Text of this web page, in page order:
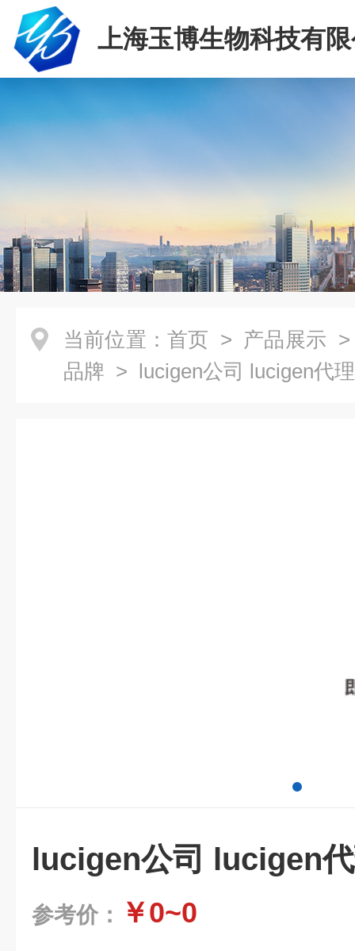
上海玉博生物科技有
当前位置： 首页 > 产品展示
品牌 > lucigen公司 lucigen代理
lucigen公司 lucigen
参考价： ￥0~0